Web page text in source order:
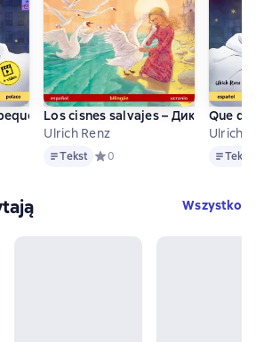
lobo – Śpij dobrze, mały wilku
0 на основе 0 оценок
Los cisnes salvajes – Дикі лебіді
Ulrich Renz
TekstTekst Средний рейтинг 0 на основе
0
Que
Ulrich
TekstTekst
Wszystko